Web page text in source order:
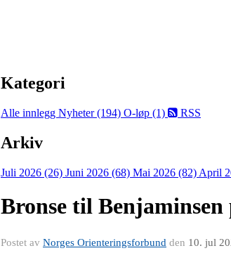
Kategori
Alle innlegg Nyheter (194) O-løp (1) RSS
Arkiv
Juli 2026 (26) Juni 2026 (68) Mai 2026 (82) April
Bronse til
Postet av Norges Orienteringsforbund den 10. jul